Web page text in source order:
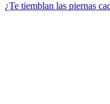
¿Te tiemblan las piernas